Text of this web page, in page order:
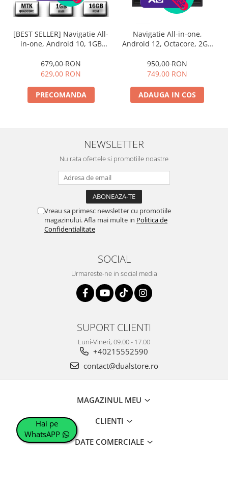
[BEST SELLER] Navigatie All-
in-one, Android 10, 1GB
7Inch - AD-BGP1001
679,00 RON
629,00 RON
PRECOMANDA
Navigatie All-in-one,
Android 12, Octacore, 2GB
AD-BGP1002
950,00 RON
749,00 RON
ADAUGA IN COS
NEWSLETTER
Nu rata ofertele si promotiile noastre
Vreau sa primesc newsletter cu promotiile
magazinului. Afla mai multe in Politica de
Confidentialitate
SOCIAL
Urmareste-ne in social media
SUPORT CLIENTI
Luni-Vineri, 09.00 - 17.00
+40215552590
contact@dualstore.ro
MAGAZINUL MEU
CLIENTI
DATE COMERCIALE
Hai pe
WhatsAPP